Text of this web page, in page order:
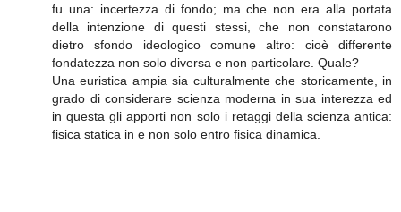
fu una: incertezza di fondo; ma che non era alla portata
della intenzione di questi stessi, che non constatarono
dietro sfondo ideologico comune altro: cioè differente
fondatezza non solo diversa e non particolare. Quale?
Una euristica ampia sia culturalmente che storicamente, in
grado di considerare scienza moderna in sua interezza ed
in questa gli apporti non solo i retaggi della scienza antica:
fisica statica in e non solo entro fisica dinamica.